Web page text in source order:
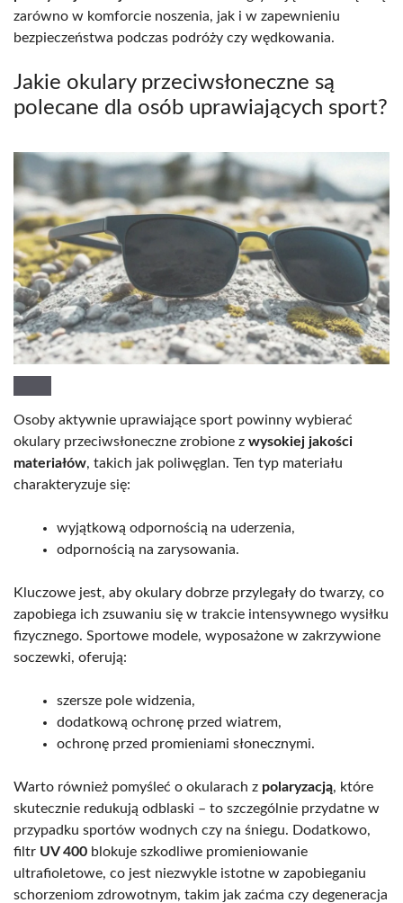
zarówno w komforcie noszenia, jak i w zapewnieniu
bezpieczeństwa podczas podróży czy wędkowania.
Jakie okulary przeciwsłoneczne są
polecane dla osób uprawiających sport?
Osoby aktywnie uprawiające sport powinny wybierać
okulary przeciwsłoneczne zrobione z wysokiej jakości
materiałów, takich jak poliwęglan. Ten typ materiału
charakteryzuje się:
wyjątkową odpornością na uderzenia,
odpornością na zarysowania.
Kluczowe jest, aby okulary dobrze przylegały do twarzy, co
zapobiega ich zsuwaniu się w trakcie intensywnego wysiłku
fizycznego. Sportowe modele, wyposażone w zakrzywione
soczewki, oferują:
szersze pole widzenia,
dodatkową ochronę przed wiatrem,
ochronę przed promieniami słonecznymi.
Warto również pomyśleć o okularach z polaryzacją, które
skutecznie redukują odblaski – to szczególnie przydatne w
przypadku sportów wodnych czy na śniegu. Dodatkowo,
filtr UV 400 blokuje szkodliwe promieniowanie
ultrafioletowe, co jest niezwykle istotne w zapobieganiu
schorzeniom zdrowotnym, takim jak zaćma czy degeneracja